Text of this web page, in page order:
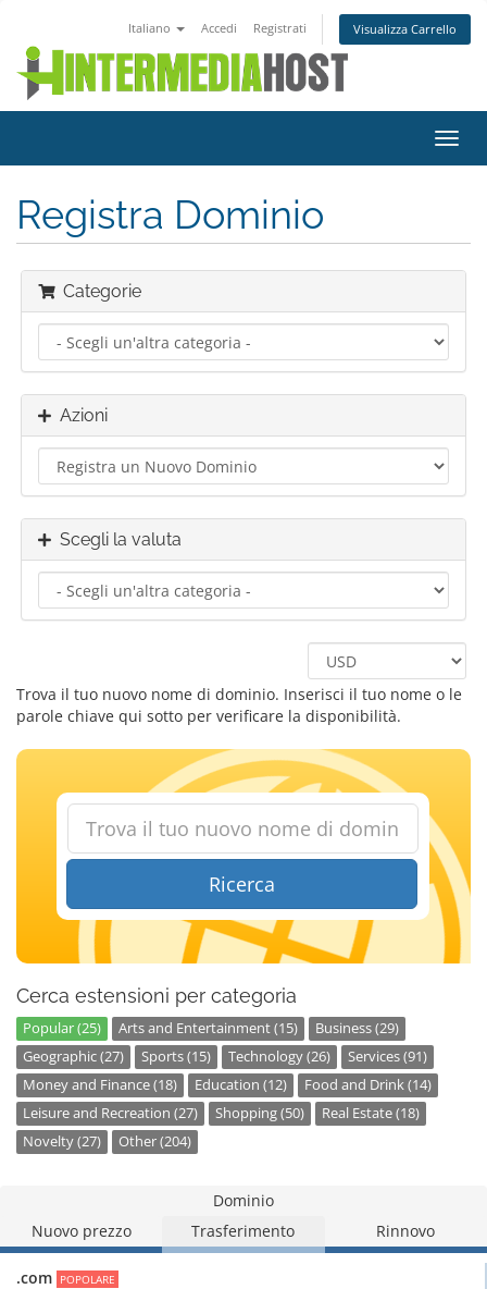
Italiano Accedi Registrati Visualizza Carrello
Attiva
Registra Dominio
Categorie
Azioni
Scegli la valuta
Trova il tuo nuovo nome di dominio. Inserisci il tuo nome o le
parole chiave qui sotto per verificare la disponibilità.
Ricerca
Cerca estensioni per categoria
Popular (25) Arts and Entertainment (15)
Business (29)
Geographic (27)
Sports (15) Technology (26)
Services (91)
Money and Finance (18)
Education (12)
Food and Drink (14)
Leisure and Recreation (27)
Shopping (50)
Real Estate (18)
Novelty (27)
Other (204)
Dominio
Nuovo prezzo
Trasferimento Rinnovo
.com POPOLARE